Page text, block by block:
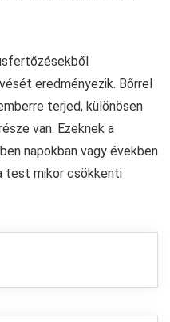
eredményezik. Bőrrel
terjed, különösen
van. Ezeknek a
napokban vagy években
test mikor csökkenti